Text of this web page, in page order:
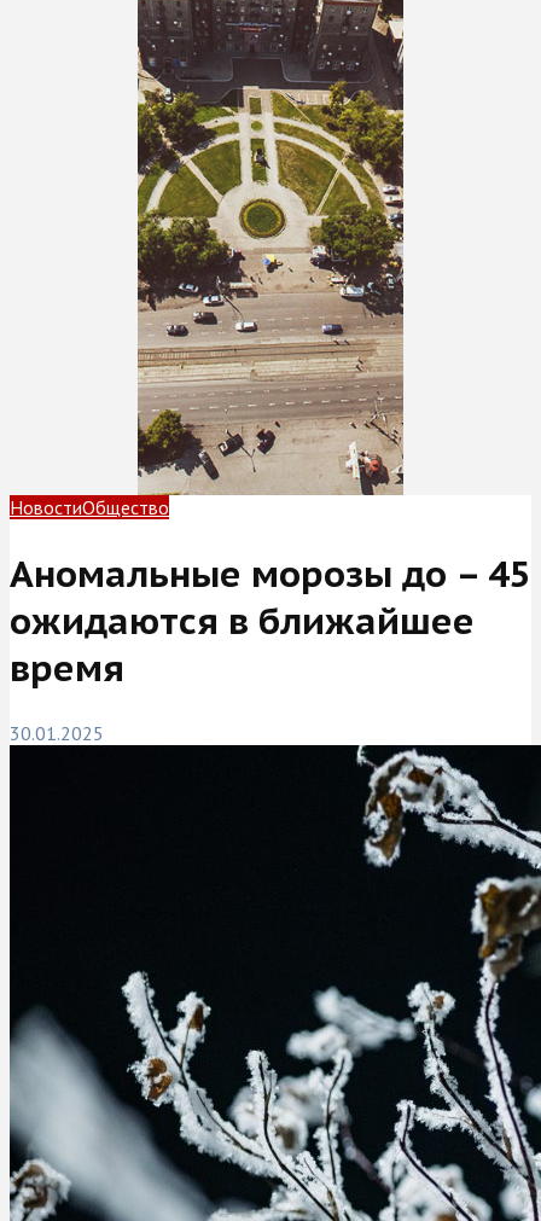
НовостиОбщество
Аномальные морозы до – 45
ожидаются в ближайшее
время
30.01.2025